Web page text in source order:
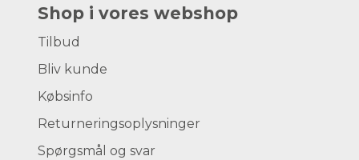
Shop i vores webshop
Tilbud
Bliv kunde
Købsinfo
Returneringsoplysninger
Spørgsmål og svar